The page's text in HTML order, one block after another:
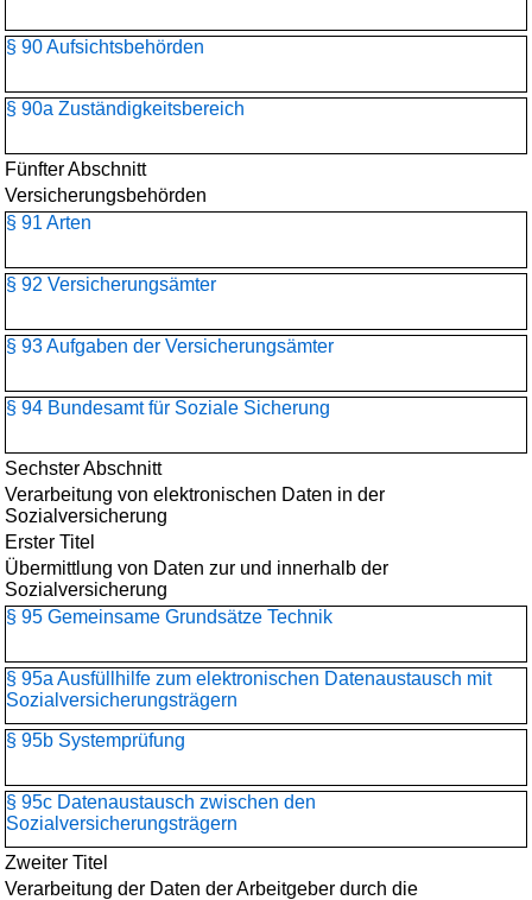
§ 90 Aufsichtsbehörden
§ 90a Zuständigkeitsbereich
Fünfter Abschnitt
Versicherungsbehörden
§ 91 Arten
§ 92 Versicherungsämter
§ 93 Aufgaben der Versicherungsämter
§ 94 Bundesamt für Soziale Sicherung
Sechster Abschnitt
Verarbeitung von elektronischen Daten in der
Sozialversicherung
Erster Titel
Übermittlung von Daten zur und innerhalb der
Sozialversicherung
§ 95 Gemeinsame Grundsätze Technik
§ 95a Ausfüllhilfe zum elektronischen Datenaustausch mit
Sozialversicherungsträgern
§ 95b Systemprüfung
§ 95c Datenaustausch zwischen den
Sozialversicherungsträgern
Zweiter Titel
Verarbeitung der Daten der Arbeitgeber durch die